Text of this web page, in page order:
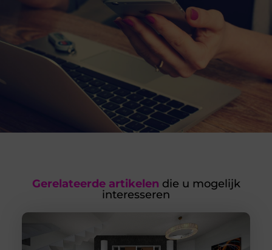
Gerelateerde artikelen die u mogelijk
interesseren